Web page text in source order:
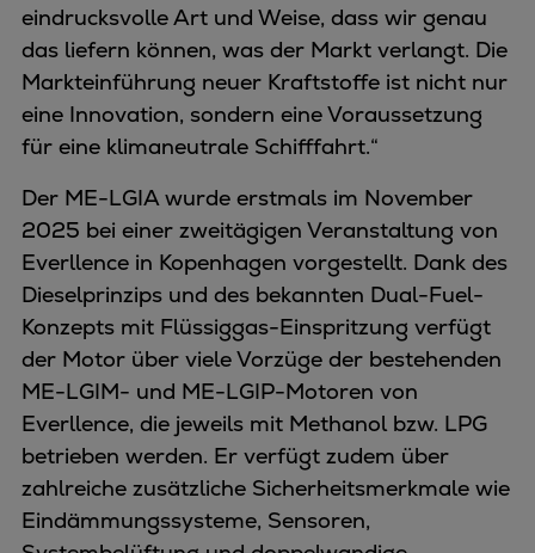
eindrucksvolle Art und Weise, dass wir genau
das liefern können, was der Markt verlangt. Die
Markteinführung neuer Kraftstoffe ist nicht nur
eine Innovation, sondern eine Voraussetzung
für eine klimaneutrale Schifffahrt.“
Der ME-LGIA wurde erstmals im November
2025 bei einer zweitägigen Veranstaltung von
Everllence in Kopenhagen vorgestellt. Dank des
Dieselprinzips und des bekannten Dual-Fuel-
Konzepts mit Flüssiggas-Einspritzung verfügt
der Motor über viele Vorzüge der bestehenden
ME-LGIM- und ME-LGIP-Motoren von
Everllence, die jeweils mit Methanol bzw. LPG
betrieben werden. Er verfügt zudem über
zahlreiche zusätzliche Sicherheitsmerkmale wie
Eindämmungssysteme, Sensoren,